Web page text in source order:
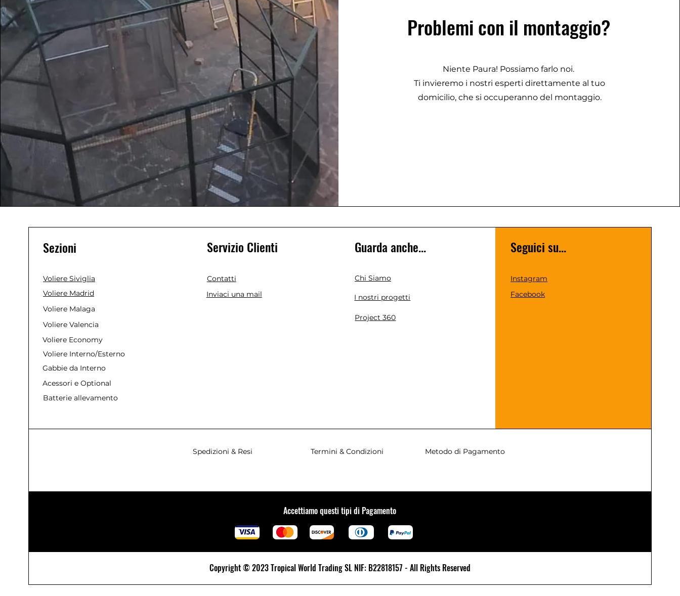
Problemi con il montaggio?
Niente Paura! Possiamo farlo noi.
Ti invieremo i nostri esperti direttamente al tuo
domicilio, che si occuperanno del montaggio.
Sezioni
Voliere Siviglia
Voliere Madrid
Voliere Malaga
Voliere Valencia
Voliere Economy
Voliere Interno/Esterno
Gabbie da Interno
Acessori e Optional
Batterie allevamento
Servizio Clienti
Contatti
Inviaci una mail
Guarda anche...
I nostri progetti
Project 360
Seguici su...
Instagram
Facebook
Spedizioni & Resi Termini & Condizioni Metodo di Pagamento
Chi Siamo
Accettiamo questi tipi di Pagamento
Copyright © 2023 Tropical World Trading SL NIF: B22818157 - All Rights Reserved